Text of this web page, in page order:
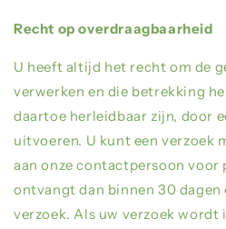
Recht op overdraagbaarheid
U heeft altijd het recht om de
verwerken en die betrekking
daartoe herleidbaar zijn, door
uitvoeren. U kunt een verzoek
aan onze contactpersoon voor
ontvangt dan binnen 30 dagen
verzoek. Als uw verzoek